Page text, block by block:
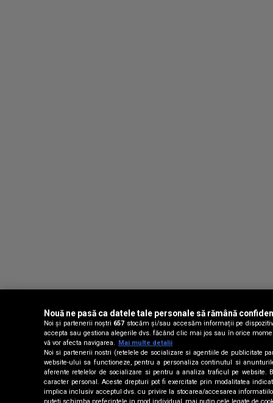
Nouă ne pasă ca datele tale personale să rămână
Noi și partenerii noștri 657 stocăm și/sau accesăm informații pe
accepta sau gestiona alegerile dvs. făcând clic mai jos sau în orice
vă vor afecta navigarea.
Mai multe detalii
Noi si partenerii nostri (retelele de socializare si agentiile de publicitate
website-ului sa functioneze, pentru a personaliza continutul si
aferente retelelor de socializare si pentru a analiza traficul pe website.
caracter personal. Aceste drepturi pot fi exercitate prin modalitatea
implica inclusiv acceptul dvs. cu privire la stocarea/accesarea informatiilor